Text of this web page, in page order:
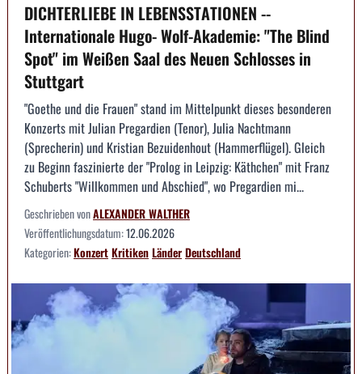
DICHTERLIEBE IN LEBENSSTATIONEN --
Internationale Hugo- Wolf-Akademie: "The Blind
Spot" im Weißen Saal des Neuen Schlosses in
Stuttgart
"Goethe und die Frauen" stand im Mittelpunkt dieses besonderen
Konzerts mit Julian Pregardien (Tenor), Julia Nachtmann
(Sprecherin) und Kristian Bezuidenhout (Hammerflügel). Gleich
zu Beginn faszinierte der "Prolog in Leipzig: Käthchen" mit Franz
Schuberts "Willkommen und Abschied", wo Pregardien mi...
Geschrieben vonALEXANDER WALTHER
Veröffentlichungsdatum:12.06.2026
Kategorien:KonzertKritikenLänderDeutschland